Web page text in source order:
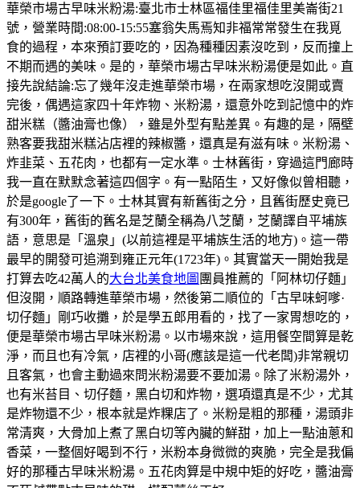
華榮市場古早味米粉湯:臺北市士林區福佳里福佳里美崙街21
號，營業時間:08:00-15:55塞翁失馬焉知非福常常發生在我覓
食的過程，本來預訂要吃的，因為種種因素沒吃到，反而撞上
不期而遇的美味。是的，華榮市場古早味米粉湯便是如此。直
接先說結論:忘了幾年沒走進華榮市場，在兩家想吃沒開或賣
完後，偶遇這家四十年炸物、米粉湯，還意外吃到記憶中的炸
甜米糕（醬油膏也像），雖是外型有點差異。有趣的是，隔壁
熟客要我甜米糕沾店裡的辣椒醬，還真是有滋有味。米粉湯、
炸韭菜、五花肉，也都有一定水準。士林舊街，穿過這門廊時
我一直在默默念著這四個字。有一點陌生，又好像似曾相聽，
於是google了一下。士林其實有新舊街之分，且舊街歷史竟已
有300年，舊街的舊名是芝蘭全稱為八芝蘭，芝蘭譯自平埔族
語，意思是「溫泉」(以前這裡是平埔族生活的地方)。這一帶
最早的開發可追溯到雍正元年(1723年)。其實當天一開始我是
打算去吃42萬人的大台北美食地圖 團員推薦的「阿林切仔麵」
但沒開，順路轉進華榮市場，然後第二順位的「古早味蚵嗲·
切仔麵」剛巧收攤，於是學五郎用看的，找了一家胃想吃的，
便是華榮市場古早味米粉湯。以市場來說，這用餐空間算是乾
淨，而且也有冷氣，店裡的小哥(應該是這一代老闆)非常親切
且客氣，也會主動過來問米粉湯要不要加湯。除了米粉湯外，
也有米苔目、切仔麵，黑白切和炸物，選項還真是不少，尤其
是炸物還不少，根本就是炸粿店了。米粉是粗的那種，湯頭非
常清爽，大骨加上煮了黑白切等內臟的鮮甜，加上一點油蔥和
香菜，一整個好喝到不行，米粉本身微微的爽脆，完全是我偏
好的那種古早味米粉湯。五花肉算是中規中矩的好吃，醬油膏